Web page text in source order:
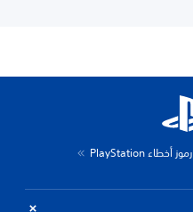
رموز أخطاء PlayStation